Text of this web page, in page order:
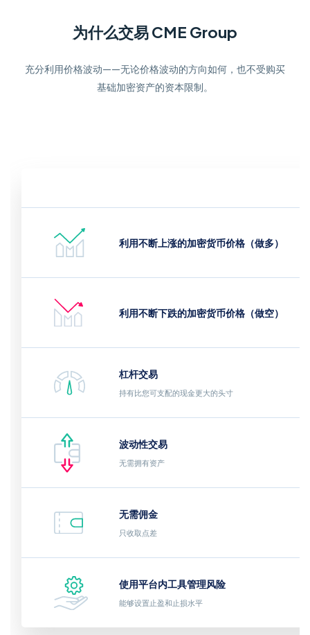
为什么交易 CME Group
充分利用价格波动——无论价格波动的方向如何，也不受购买
基础加密资产的资本限制。
利用不断上涨的加密货币价格（做多）
利用不断下跌的加密货币价格（做空）
杠杆交易
持有比您可支配的现金更大的头寸
波动性交易
无需拥有资产
无需佣金
只收取点差
使用平台内工具管理风险
能够设置止盈和止损水平